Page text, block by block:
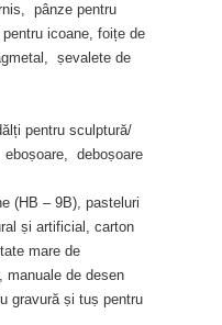
pânze pentru
icoane, foițe de
ṣevalete de
pentru sculptură/
deboṣoare
(HB – 9B), pasteluri
ṣi artificial, carton
mare de
manuale de desen
gravură ṣi tuṣ pentru